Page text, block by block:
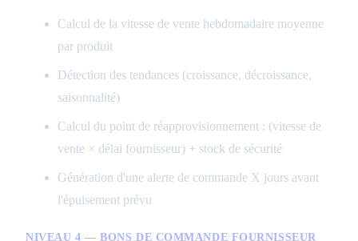
Calcul de la vitesse de vente hebdomadaire moyenne
par produit
Détection des tendances (croissance, décroissance,
saisonnalité)
Calcul du point de réapprovisionnement : (vitesse de
vente × délai fournisseur) + stock de sécurité
Génération d'une alerte de commande X jours avant
l'épuisement prévu
NIVEAU 4 — BONS DE COMMANDE FOURNISSEUR